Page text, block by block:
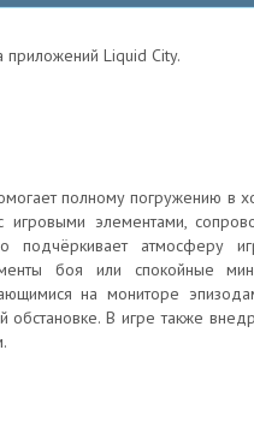
приложений Liquid City.
полному погружению в
элементами,
атмосферу
боя или спокойные
на мониторе
обстановке. В игре также